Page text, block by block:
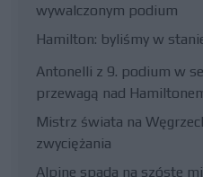
wywalczonym podium
Hamilton: byliśmy w
Antonelli z 9. podium w
przewagą nad
Mistrz świata na
zwyciężania
Alpine spada na szóste